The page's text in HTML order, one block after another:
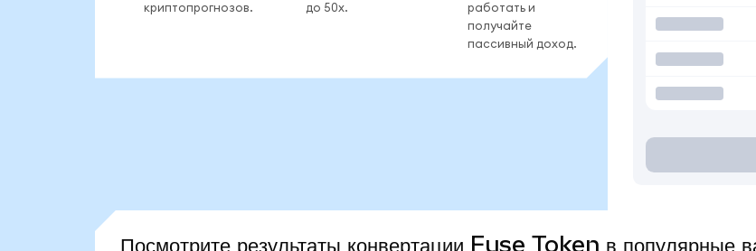
криптопрогнозов.
до 50x.
работать и
получайте
пассивный доход.
Посмотрите результаты конвертации Fuse Token в популярные